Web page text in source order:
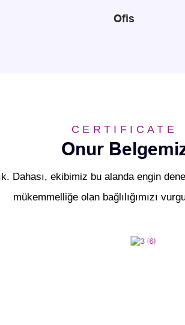
Ofis
CERTIFICATE
Onur
ekibimiz bu alanda engin
mükemmelliğe olan bağlılığımızı